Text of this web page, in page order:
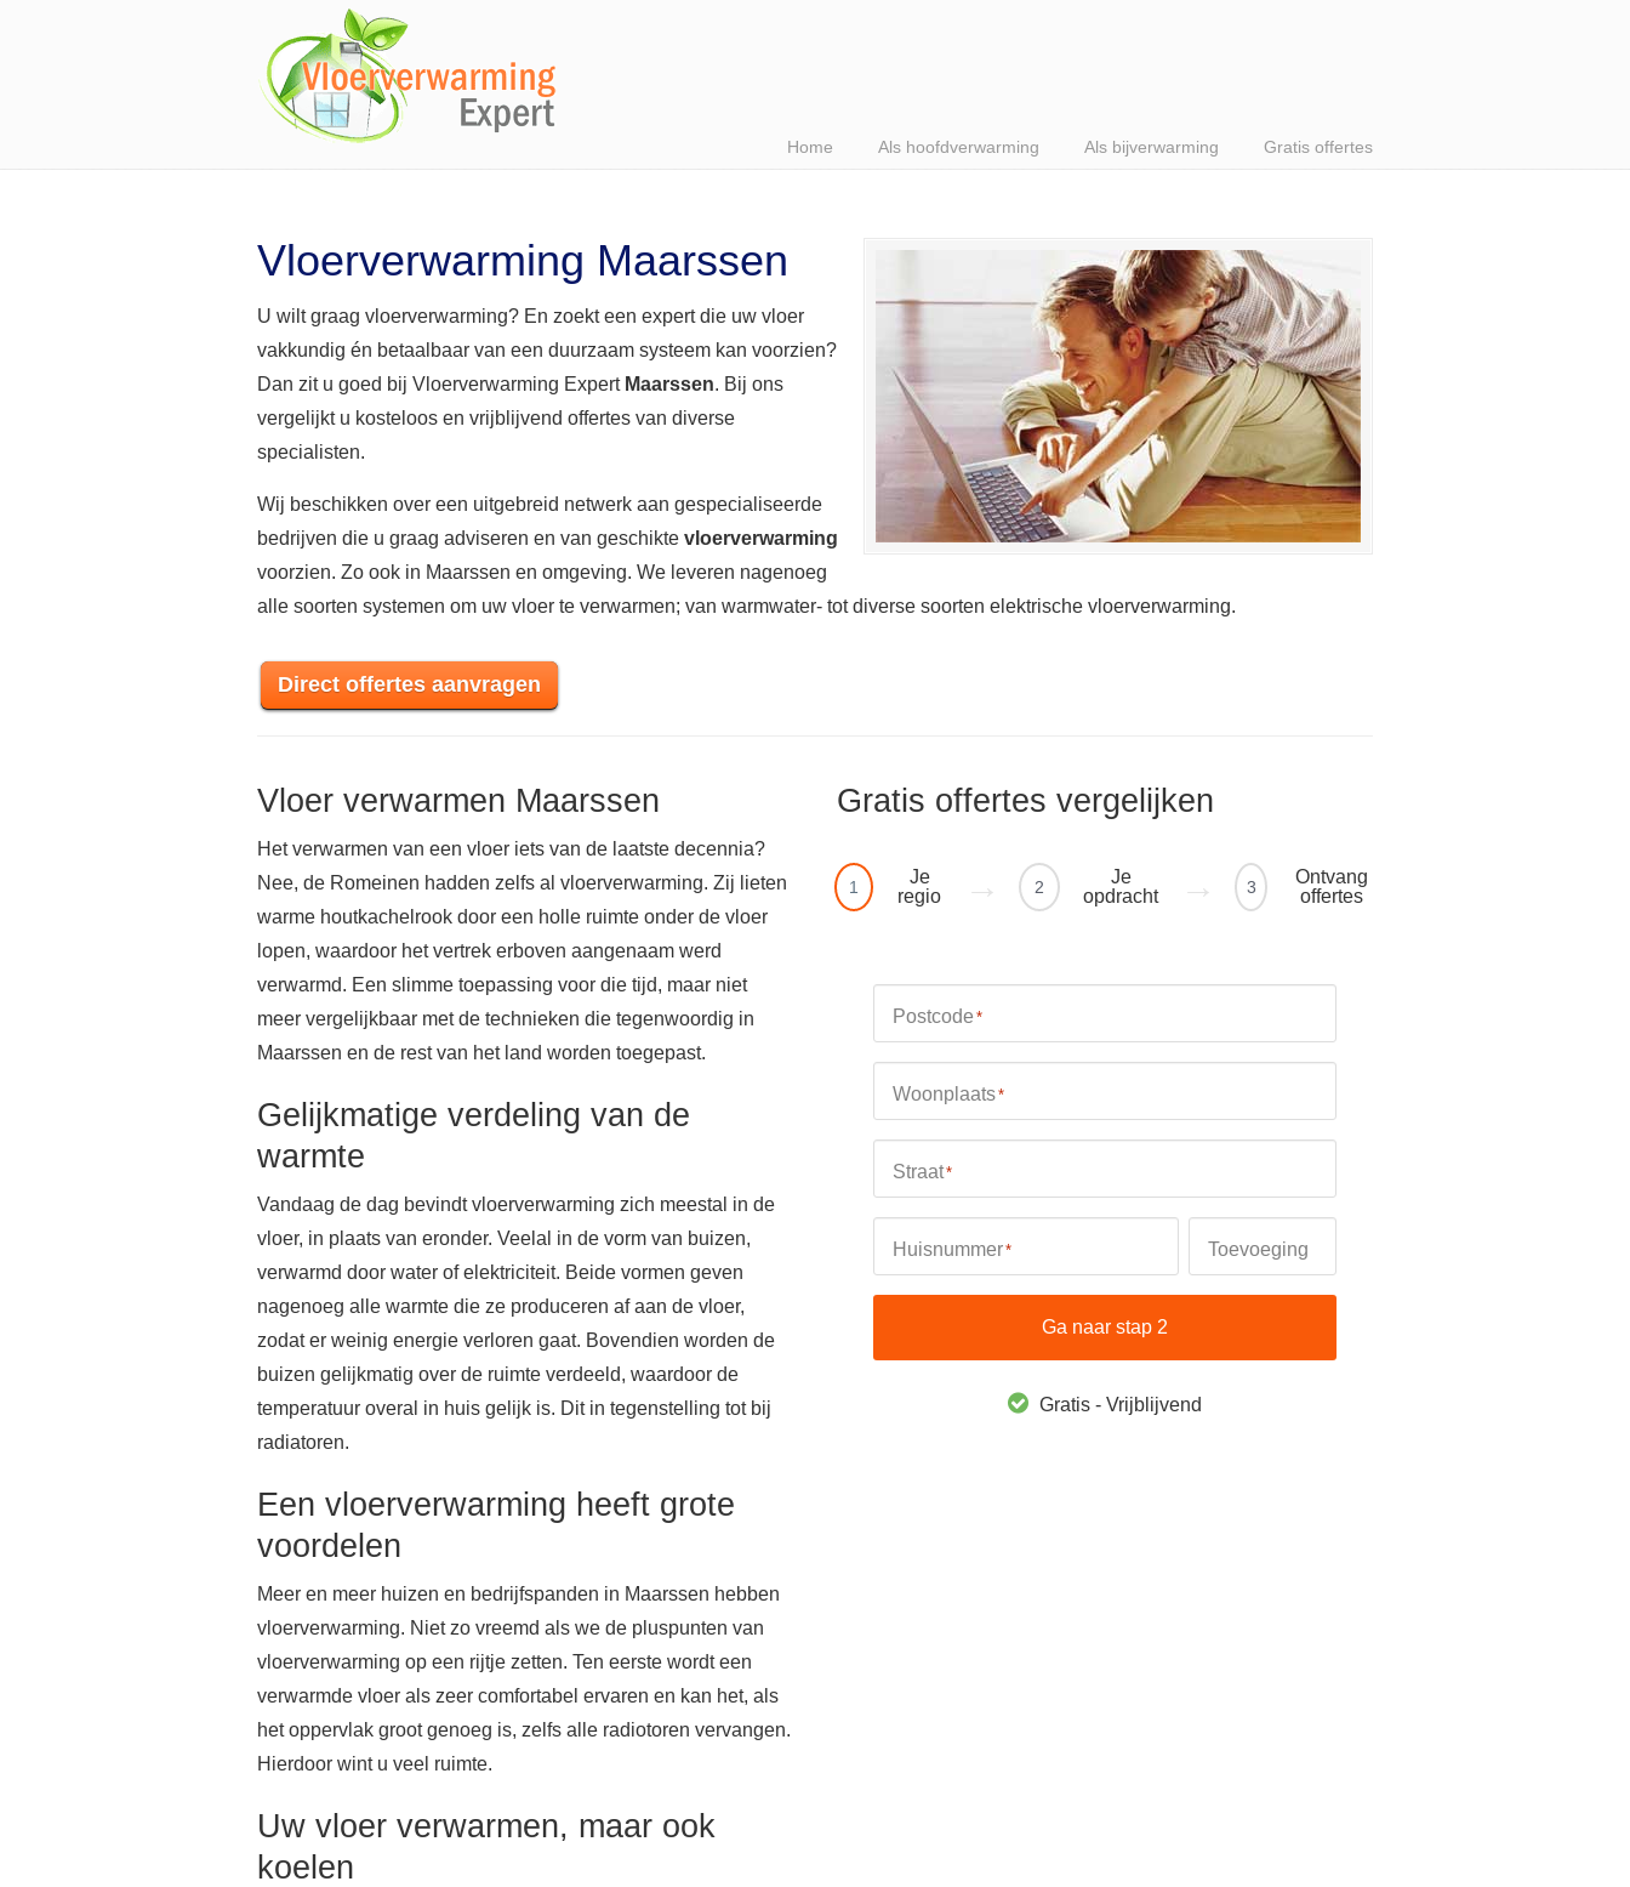
Home Als hoofdverwarming Als bijverwarming Gratis offertes
Vloerverwarming Maarssen
U wilt graag vloerverwarming? En zoekt een expert die uw vloer
vakkundig én betaalbaar van een duurzaam systeem kan voorzien?
Dan zit u goed bij Vloerverwarming Expert Maarssen. Bij ons
vergelijkt u kosteloos en vrijblijvend offertes van diverse
specialisten.
Wij beschikken over een uitgebreid netwerk aan gespecialiseerde
bedrijven die u graag adviseren en van geschikte vloerverwarming
voorzien. Zo ook in Maarssen en omgeving. We leveren nagenoeg
alle soorten systemen om uw vloer te verwarmen; van warmwater- tot diverse soorten elektrische vloerverwarming.
Direct offertes aanvragen
Vloer verwarmen Maarssen
Het verwarmen van een vloer iets van de laatste decennia?
Nee, de Romeinen hadden zelfs al vloerverwarming. Zij lieten
warme houtkachelrook door een holle ruimte onder de vloer
lopen, waardoor het vertrek erboven aangenaam werd
verwarmd. Een slimme toepassing voor die tijd, maar niet
meer vergelijkbaar met de technieken die tegenwoordig in
Maarssen en de rest van het land worden toegepast.
Gelijkmatige verdeling van de
warmte
Vandaag de dag bevindt vloerverwarming zich meestal in de
vloer, in plaats van eronder. Veelal in de vorm van buizen,
verwarmd door water of elektriciteit. Beide vormen geven
nagenoeg alle warmte die ze produceren af aan de vloer,
zodat er weinig energie verloren gaat. Bovendien worden de
buizen gelijkmatig over de ruimte verdeeld, waardoor de
temperatuur overal in huis gelijk is. Dit in tegenstelling tot bij
radiatoren.
Een vloerverwarming heeft grote
voordelen
Meer en meer huizen en bedrijfspanden in Maarssen hebben
vloerverwarming. Niet zo vreemd als we de pluspunten van
vloerverwarming op een rijtje zetten. Ten eerste wordt een
verwarmde vloer als zeer comfortabel ervaren en kan het, als
het oppervlak groot genoeg is, zelfs alle radiotoren vervangen.
Hierdoor wint u veel ruimte.
Uw vloer verwarmen, maar ook
koelen
Gratis offertes vergelijken
1
Je
regio
2
Je
opdracht
3
Ontvang
offertes
Postcode *
Woonplaats*
Straat*
Huisnummer* Toevoeging
Ga naar stap 2
Gratis - Vrijblijvend